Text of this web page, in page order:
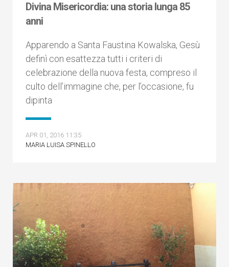
Divina Misericordia: una storia lunga 85
anni
Apparendo a Santa Faustina Kowalska, Gesù
definì con esattezza tutti i criteri di
celebrazione della nuova festa, compreso il
culto dell’immagine che, per l’occasione, fu
dipinta
APR 01, 2016 11:35
MARIA LUISA SPINELLO